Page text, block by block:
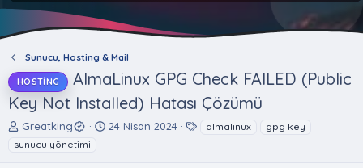
Sunucu, Hosting & Mail
HOSTING
AlmaLinux GPG Check FAILED (Public
Key Not Installed) Hatası Çözümü
K
Greatking
B
24 Nisan 2024 almalinux
gpg key
sunucu yönetimi